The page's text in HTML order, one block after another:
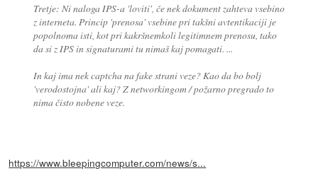
Tretje: Ni naloga IPS-a 'loviti', če nek dokument zahteva vsebino
z interneta. Princip 'prenosa' vsebine pri takšni avtentikaciji je
popolnoma isti, kot pri kakršnemkoli legitimnem prenosu, tako
da si z IPS in signaturami tu nimaš kaj pomagati. ...
In kaj ima nek captcha na fake strani veze? Kao da bo bolj
'verodostojna' ali kaj? Z networkingom / požarno pregrado to
nima čisto nobene veze.
https://www.bleepingcomputer.com/news/s...